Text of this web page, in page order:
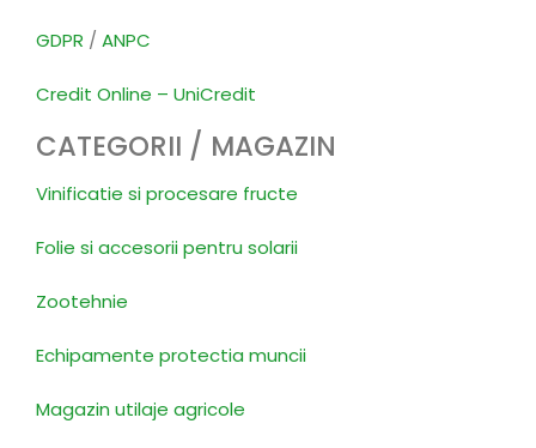
GDPR / ANPC
Credit Online – UniCredit
CATEGORII / MAGAZIN
Vinificatie si procesare fructe
Folie si accesorii pentru solarii
Zootehnie
Echipamente protectia muncii
Magazin utilaje agricole